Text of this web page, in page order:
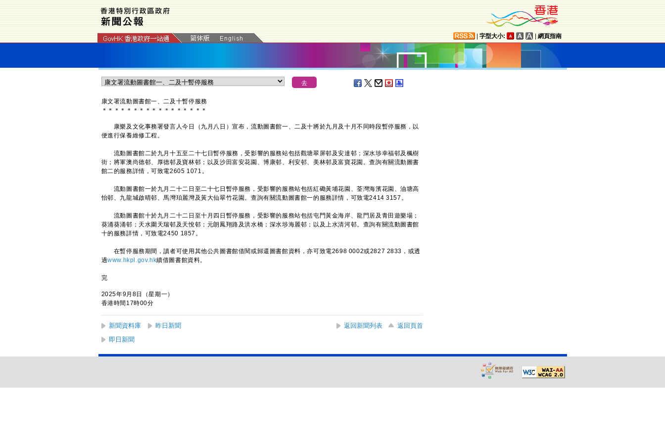
字型大小: 網頁指南
康文署流動圖書館一、二及十暫停服務
＊ ＊ ＊ ＊ ＊ ＊ ＊ ＊ ＊ ＊ ＊ ＊ ＊ ＊ ＊ ＊ ＊
康樂及文化事務署發言人今日（九月八日）宣布，流動圖書館一、二及十將於九月及十月不同時段暫停服務，以
便進行保養維修工程。
流動圖書館二於九月十五至二十七日暫停服務，受影響的服務站包括觀塘翠屏邨及安達邨；深水埗幸福邨及楓樹
街；將軍澳尚德邨、厚德邨及寶林邨；以及沙田富安花園、博康邨、利安邨、美林邨及富寶花園。查詢有關流動圖書
館二的服務詳情，可致電2605 1071。
流動圖書館一於九月二十二日至二十七日暫停服務，受影響的服務站包括紅磡黃埔花園、荃灣海濱花園、油塘高
怡邨、九龍城啟晴邨、馬灣珀麗灣及黃大仙翠竹花園。查詢有關流動圖書館一的服務詳情，可致電2414 3157。
流動圖書館十於九月二十二日至十月四日暫停服務，受影響的服務站包括屯門黃金海岸、龍門居及青田遊樂場；
葵涌葵涌邨；天水圍天瑞邨及天悅邨；元朗鳳翔路及洪水橋；深水埗海麗邨；以及上水清河邨。查詢有關流動圖書館
十的服務詳情，可致電2450 1857。
在暫停服務期間，讀者可使用其他公共圖書館借閱或歸還圖書館資料，亦可致電2698 0002或2827 2833，或透
過www.hkpl.gov.hk續借圖書館資料。
完
2025年9月8日（星期一）
香港時間17時00分
新聞資料庫 昨日新聞 返回新聞列表
返回頁首
即日新聞